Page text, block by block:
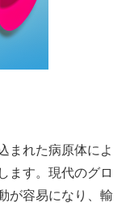
まれた病原体によ
ます。現代のグロ
が容易になり、輸